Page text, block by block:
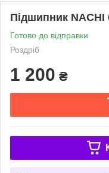
Підшипник NACHI
Готово до відправки
Роздріб
1 200 ₴